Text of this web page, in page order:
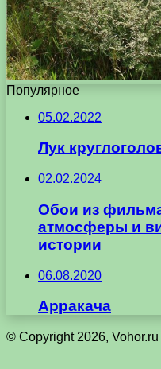
Популярное
05.02.2022
Лук
02.02.2024
Обои из
атмосферы и
истории
06.08.2020
Арракача
© Copyright 2026, Vohor.ru